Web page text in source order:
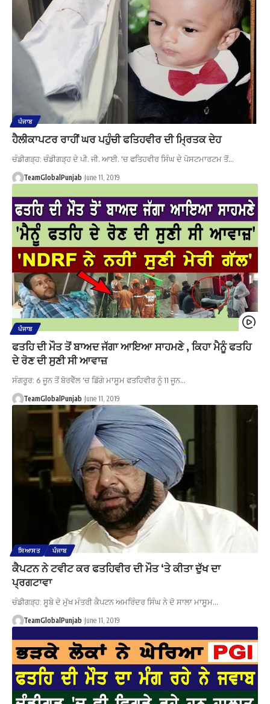
ਪੰਜਾਬ
ਹੈਲੀਕਾਪਟਰ ਰਾਹੀਂ ਘਰ ਪਹੁੰਚੀ ਫਤਿਹਵੀਰ ਦੀ ਮ੍ਰਿਤਕ ਦੇਹ
ਚੰਡੀਗੜ੍ਹ: ਚੰਡੀਗੜ੍ਹ ਦੇ ਪੀ. ਜੀ. ਆਈ. 'ਚ ਫਤਿਹਵੀਰ ਸਿੰਘ ਦੇ ਪੋਸਟਮਾਰਟਮ ਤੋਂ…
TeamGlobalPunjab June 11, 2019
ਪੰਜਾਬ
ਫਤਹਿ ਦੀ ਮੌਤ ਤੋਂ ਬਾਅਦ ਜੱਗਾ ਆਇਆ ਸਾਹਮਣੇ , ਕਿਹਾ ਮੈਨੂੰ ਫਤਹਿ
ਦੇ ਰੋਣ ਦੀ ਸੁਣੀ ਸੀ ਆਵਾਜ਼
ਸੰਗਰੂਰ: 6 ਜੂਨ ਤੋਂ ਬੋਰਵੈੱਲ 'ਚ ਡਿੱਗੇ ਮਾਸੂਮ ਫਤਹਿਵੀਰ ਨੂੰ 11 ਜੂਨ…
TeamGlobalPunjab June 11, 2019
ਸਿਆਸਤ ਪੰਜਾਬ
ਕੈਪਟਨ ਨੇ ਟਵੀਟ ਕਰ ਫਤਹਿਵੀਰ ਦੀ ਮੌਤ ‘ਤੇ ਕੀਤਾ ਦੁੱਖ ਦਾ
ਪ੍ਰਗਟਾਵਾ
ਚੰਡੀਗੜ੍ਹ: ਸੂਬੇ ਦੇ ਮੁੱਖ ਮੰਤਰੀ ਕੈਪਟਨ ਅਮਰਿੰਦਰ ਸਿੰਘ ਨੇ ਦੋ ਸਾਲਾ ਮਾਸੂਮ…
TeamGlobalPunjab June 11, 2019